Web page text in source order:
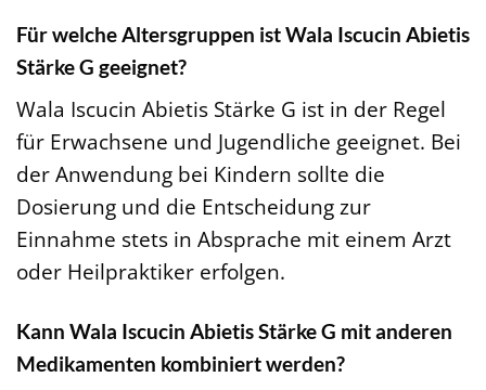
Für welche Altersgruppen ist Wala Iscucin Abietis
Stärke G geeignet?
Wala Iscucin Abietis Stärke G ist in der Regel
für Erwachsene und Jugendliche geeignet. Bei
der Anwendung bei Kindern sollte die
Dosierung und die Entscheidung zur
Einnahme stets in Absprache mit einem Arzt
oder Heilpraktiker erfolgen.
Kann Wala Iscucin Abietis Stärke G mit anderen
Medikamenten kombiniert werden?